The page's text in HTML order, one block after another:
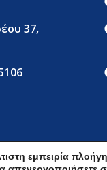
37,
εμπειρία